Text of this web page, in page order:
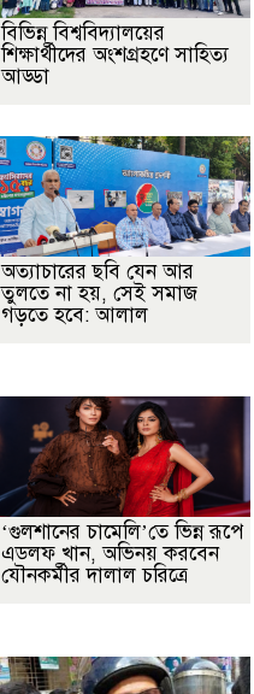
বিভিন্ন বিশ্ববিদ্যালয়ের
শিক্ষার্থীদের অংশগ্রহণে সাহিত্য
আড্ডা
অত্যাচারের ছবি যেন আর
তুলতে না হয়, সেই সমাজ
গড়তে হবে: আলাল
‘গুলশানের চামেলি’তে ভিন্ন রূপে
এডলফ খান, অভিনয় করবেন
যৌনকর্মীর দালাল চরিত্রে